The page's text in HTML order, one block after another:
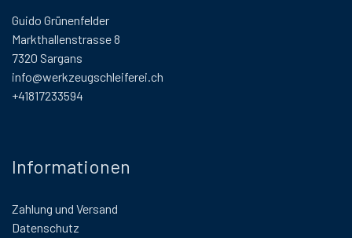
Guido Grünenfelder
Markthallenstrasse 8
7320 Sargans
info@werkzeugschleiferei.ch
+41817233594
Informationen
Zahlung und Versand
Datenschutz